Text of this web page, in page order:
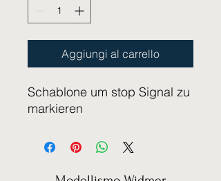
Aggiungi al carrello
Schablone um stop Signal zu
markieren